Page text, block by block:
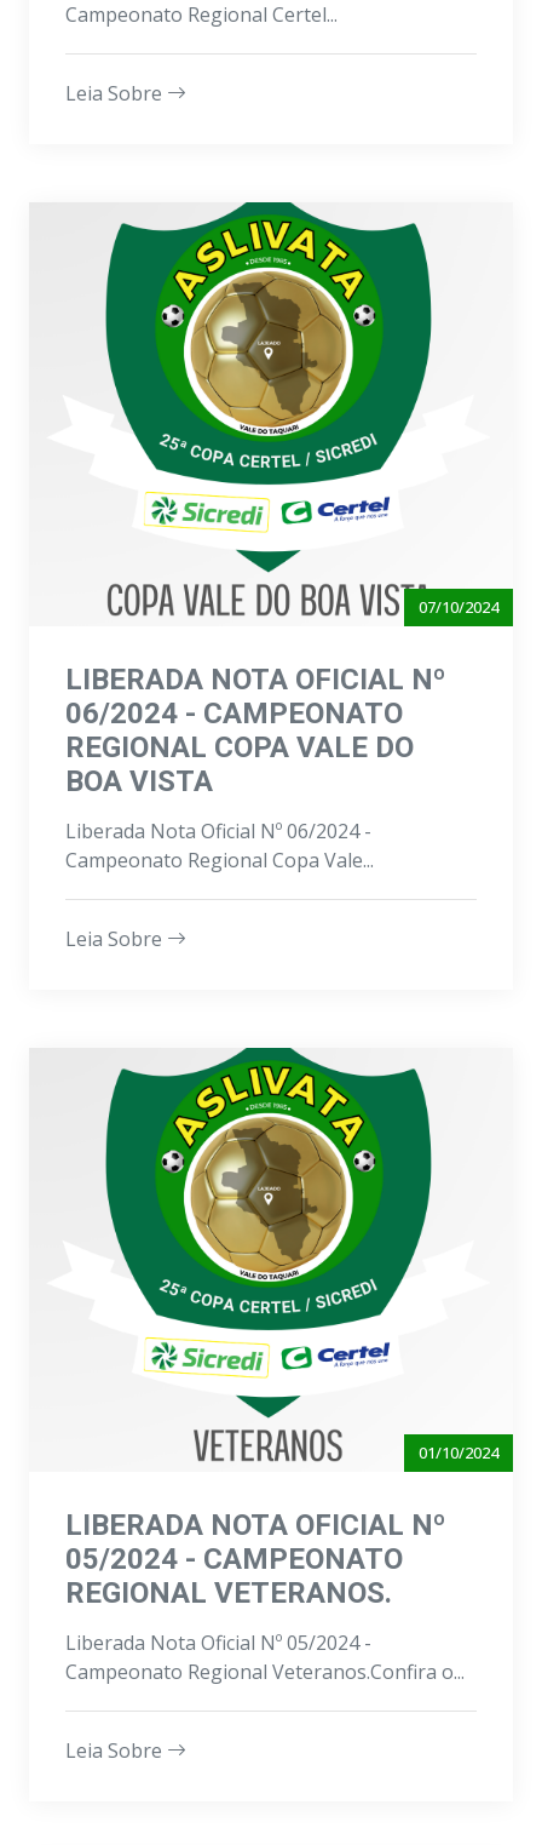
Campeonato Regional Certel...
Leia Sobre
07/10/2024
LIBERADA NOTA OFICIAL Nº
06/2024 - CAMPEONATO
REGIONAL COPA VALE DO
BOA VISTA
Liberada Nota Oficial Nº 06/2024 -
Campeonato Regional Copa Vale...
Leia Sobre
01/10/2024
LIBERADA NOTA OFICIAL Nº
05/2024 - CAMPEONATO
REGIONAL VETERANOS.
Liberada Nota Oficial Nº 05/2024 -
Campeonato Regional Veteranos.Confira o...
Leia Sobre